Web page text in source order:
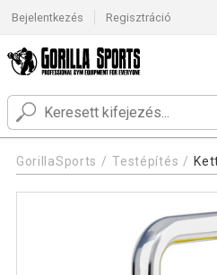
Bejelentkezés Regisztráció
GorillaSports Testépítés